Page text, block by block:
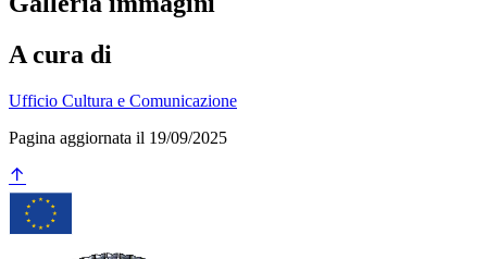
A cura di
Ufficio Cultura e Comunicazione
Pagina aggiornata il 19/09/2025